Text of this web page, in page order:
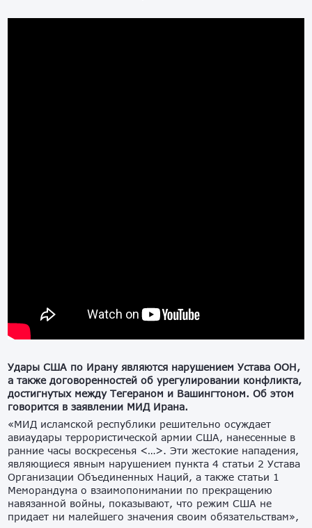
Удары США по Ирану являются нарушением Устава ООН,
а также договоренностей об урегулировании конфликта,
достигнутых между Тегераном и Вашингтоном. Об этом
говорится в заявлении МИД Ирана.
«МИД исламской республики решительно осуждает
авиаудары террористической армии США, нанесенные в
ранние часы воскресенья <…>. Эти жестокие нападения,
являющиеся явным нарушением пункта 4 статьи 2 Устава
Организации Объединенных Наций, а также статьи 1
Меморандума о взаимопонимании по прекращению
навязанной войны, показывают, что режим США не
придает ни малейшего значения своим обязательствам»,